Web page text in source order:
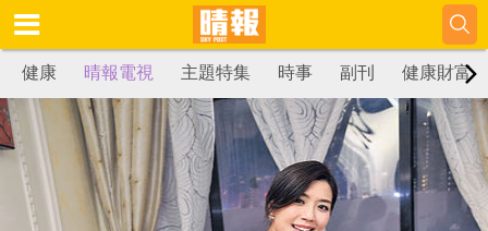
健康 晴報電視 主題特集 時事 副刊 健康財富